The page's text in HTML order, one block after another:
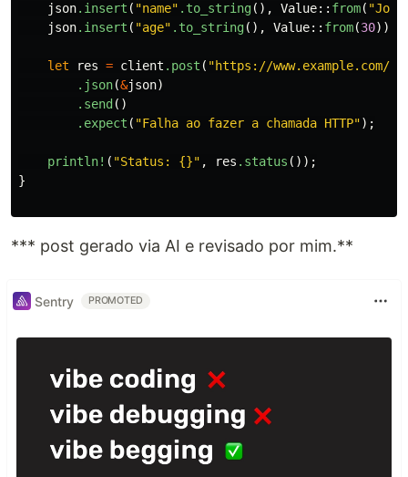
json.insert ( "name" .to_string(), Value:: from(
json.insert ( "age" .to_string(), Value:: from(30));
let res = client .post ( "https://www.example.com/
.json(&json)
.send ()
.expect ( "Falha ao fazer a chamada HTTP");
println! ( "Status: {}" , res .status ());
}
*** post gerado via AI e revisado por mim.**
Sentry PROMOTED